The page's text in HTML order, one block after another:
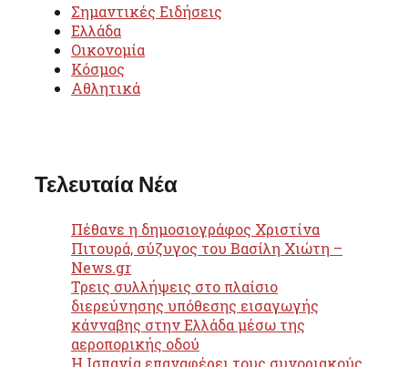
Σημαντικές Ειδήσεις
Ελλάδα
Οικονομία
Κόσμος
Αθλητικά
Τελευταία Νέα
Πέθανε η δημοσιογράφος Χριστίνα
Πιτουρά, σύζυγος του Βασίλη Χιώτη –
News.gr
Τρεις συλλήψεις στο πλαίσιο
διερεύνησης υπόθεσης εισαγωγής
κάνναβης στην Ελλάδα μέσω της
αεροπορικής οδού
H Ισπανία επαναφέρει τους συνοριακούς